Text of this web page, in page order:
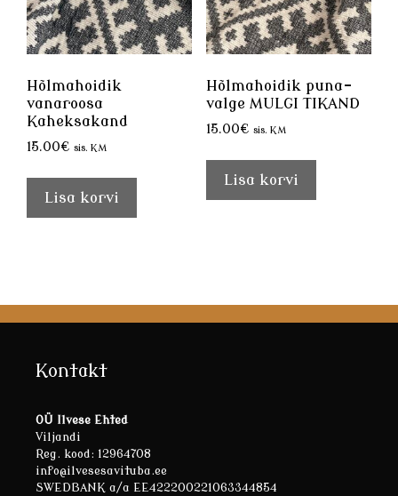
Hõlmahoidik
vanaroosa
Kaheksakand
15.00€ sis. KM
Lisa korvi
Hõlmahoidik puna-
valge MULGI TIKAND
15.00€ sis. KM
Lisa korvi
Kontakt
OÜ Ilvese Ehted
Viljandi
Reg. kood: 12964708
info@ilvesesavituba.ee
SWEDBANK a/a EE422200221063344854